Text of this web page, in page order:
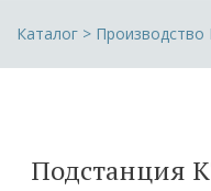
Каталог > Производство
Подстанция